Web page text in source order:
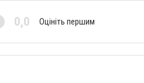
0,0 Оцініть першим